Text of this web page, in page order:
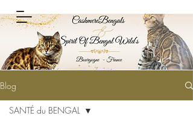
Blog
SANTÉ du BENGAL